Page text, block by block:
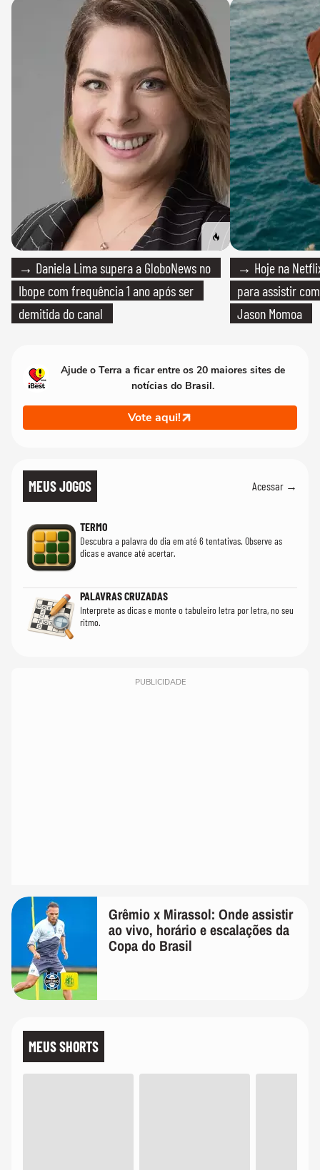
→ Daniela Lima supera a GloboNews no
Ibope com frequência 1 ano após ser
demitida do canal
→ Hoje na
para assistir
Jason Momoa
Ajude o Terra a ficar entre os 20 maiores sites de
notícias do Brasil.
Vote aqui!
MEUS JOGOS Acessar →
TERMO
Descubra a palavra do dia em até 6 tentativas. Observe as
dicas e avance até acertar.
PALAVRAS CRUZADAS
Interprete as dicas e monte o tabuleiro letra por letra, no seu
ritmo.
PUBLICIDADE
Grêmio x Mirassol: Onde assistir
ao vivo, horário e escalações da
Copa do Brasil
MEUS SHORTS